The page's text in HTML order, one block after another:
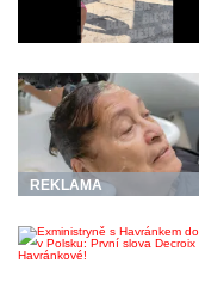
REKLAMA